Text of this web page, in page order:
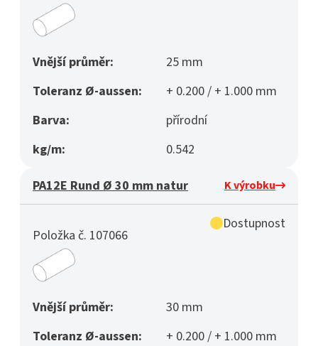
Vnější průměr:
25 mm
Toleranz Ø-aussen:
+ 0.200 / + 1.000 mm
Barva:
přírodní
kg/m:
0.542
PA12E Rund Ø 30 mm natur K výrobku
Položka č. 107066
Dostupnost
Vnější průměr:
30 mm
Toleranz Ø-aussen:
+ 0.200 / + 1.000 mm